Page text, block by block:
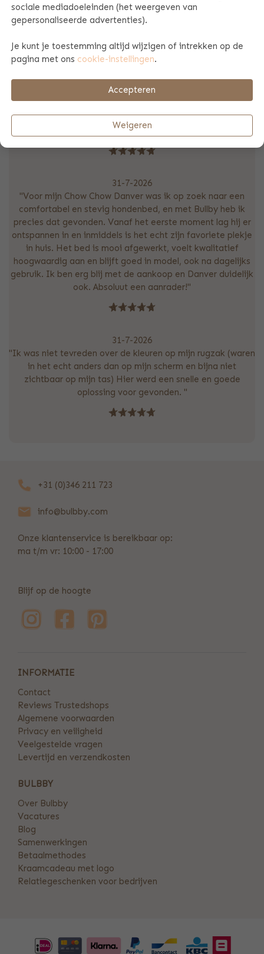
"Mooi koffertje met scherpe bedrukking. Kleur gelijk aan
wat je op je scherm ziet. Ook het lakentje is mooi, daar
wijkt de kleur wel iets af maar niet extreem. Netjes verpakt
en snel geleverd. Persoonlijk vind ik het jammer dat er op
dit moment geen mogelijkheid meer is om de bestelling af
te halen. En de optie spoedbestelling is er op dit moment
niet."
31-7-2026
"Voor mijn Chow Chow Danver was ik op zoek naar een
comfortabel en stevig hondenbed, en met Bullby heb ik
precies dat gevonden. Vanaf het eerste moment lag hij er
ontspannen in en inmiddels is het echt zijn favoriete plekje
in huis. Het bed is mooi afgewerkt, voelt kwalitatief
hoogwaardig aan en blijft goed in model, ook na dagelijks
gebruik. Ik ben erg blij met de aankoop en Danver duidelijk
ook. Absoluut een aanrader!"
31-7-2026
"Ik was niet tevreden over de kleuren op mijn rugzak (waren
in het echt anders dan op mijn scherm en bijna niet
zichtbaar op mijn tas) Hier werd een snelle en goede
oplossing voor gevonden. "
+31 (0)346 211 723
info@bulbby.com
Onze klantenservice is bereikbaar op:
ma t/m vr: 10:00 - 17:00
Blijf op de hoogte
INFORMATIE
Contact
Reviews Trustedshops
Algemene voorwaarden
Privacy en veiligheid
Veelgestelde vragen
Levertijd en verzendkosten
BULBBY
Over Bulbby
Vacatures
Blog
Samenwerkingen
Betaalmethodes
Kraamcadeau met logo
Relatiegeschenken voor bedrijven
sociale mediadoeleinden (het weergeven van
gepersonaliseerde advertenties).
Je kunt je toestemming altijd wijzigen of intrekken op de
pagina met ons cookie-instellingen.
Accepteren
Weigeren